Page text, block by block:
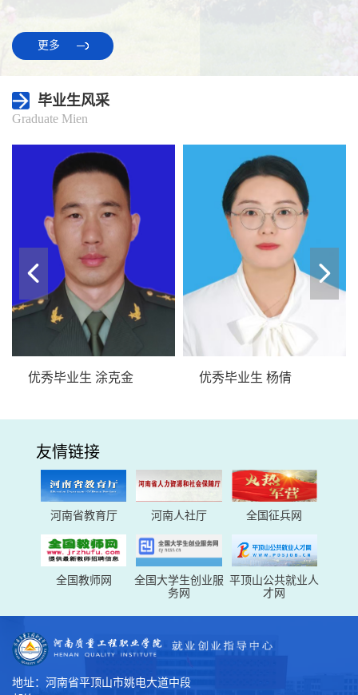
更多
毕业生风采
Graduate Mien
优秀毕业生 杨倩 优秀毕业生 王跃杰
友情链接
河南省教育厅 河南人社厅 全国征兵网
全国教师网
全国大学生创业服
务网
平顶山公共就业人
才网
地址：河南省平顶山市姚电大道中段